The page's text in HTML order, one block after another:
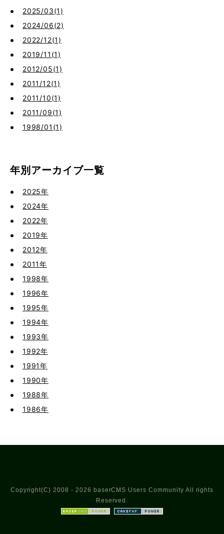
2025/03(1)
2024/06(2)
2022/12(1)
2019/11(1)
2012/05(1)
2011/12(1)
2011/10(1)
2011/09(1)
1998/01(1)
年別アーカイブ一覧
2025年
2024年
2022年
2019年
2012年
2011年
1998年
1996年
1995年
1994年
1993年
1992年
1991年
1990年
1988年
1986年
Copyright(C) 2008 - 2026 baserCMS Users Community All rights
Reserved.